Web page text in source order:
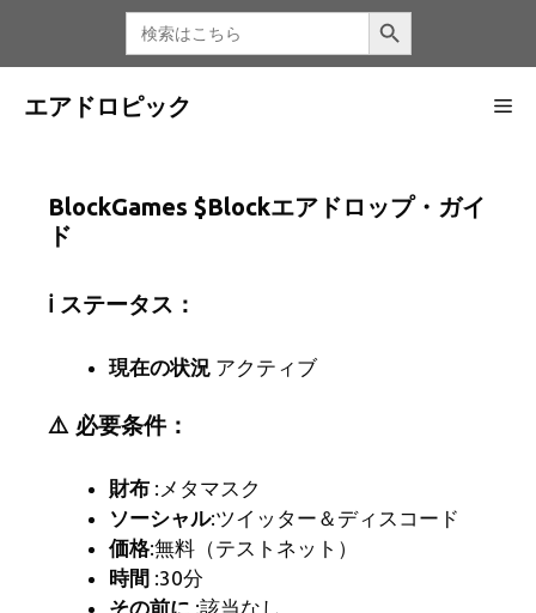
テ
検
る：
検索ボタン
エアドロピック メ
BlockGames $Blockエアドロップ・ガイ
ド
ℹ️ ステータス：
現在の状況 アクティブ
⚠️ 必要条件：
財布 :メタマスク
ソーシャル:ツイッター＆ディスコード
価格:無料（テストネット）
時間 :30分
その前に :該当なし